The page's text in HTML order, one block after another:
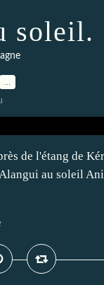
soleil.
de l'étang de
au soleil